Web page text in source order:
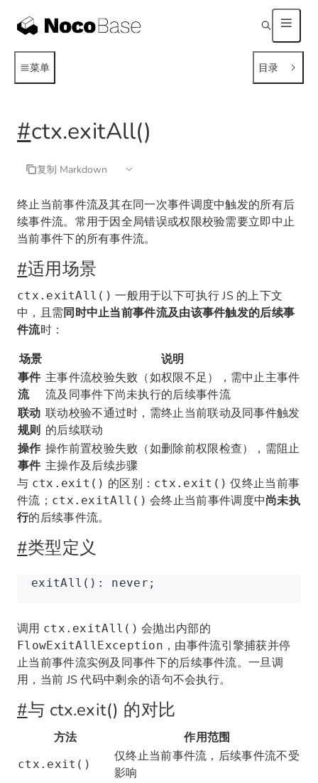
菜单 目录
#ctx.exitAll()
复制 Markdown
终止当前事件流及其在同一次事件调度中触发的所有后
续事件流。常用于因全局错误或权限校验需要立即中止
当前事件下的所有事件流。
#适用场景
ctx.exitAll() 一般用于以下可执行 JS 的上下文
中，且需同时中止当前事件流及由该事件触发的后续事
件流时：
场景
说明
事件
流
主事件流校验失败（如权限不足），需中止主事件
流及同事件下尚未执行的后续事件流
联动
规则
联动校验不通过时，需终止当前联动及同事件触发
的后续联动
操作
事件
操作前置校验失败（如删除前权限检查），需阻止
主操作及后续步骤
与 ctx.exit() 的区别： ctx.exit() 仅终止当前事
件流； ctx.exitAll() 会终止当前事件调度中尚未执
行的后续事件流。
#类型定义
exitAll (): never;
调用 ctx.exitAll() 会抛出内部的
FlowExitAllException ，由事件流引擎捕获并停
止当前事件流实例及同事件下的后续事件流。一旦调
用，当前 JS 代码中剩余的语句不会执行。
#与 ctx.exit() 的对比
方法 作用范围
ctx.exit()
仅终止当前事件流，后续事件流不受
影响